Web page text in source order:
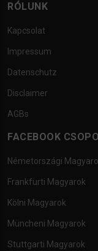
RÓLUNK
Kapcsolat
Impressum
Datenschutz
Disclaimer
AGBs
FACEBOOK
Németországi
Frankfurti Magyarok
Kölni Magyarok
Müncheni Magyarok
Stuttgarti Magyarok